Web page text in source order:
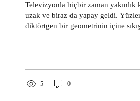
Televizyonla hiçbir zaman yakınlık
uzak ve biraz da yapay geldi.
diktörtgen bir geometrinin içine
ad bütün düşünceni altüst eder.
5 0